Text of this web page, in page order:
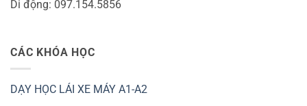
Di động: 097.154.5856
CÁC KHÓA HỌC
DẠY HỌC LÁI XE MÁY A1-A2